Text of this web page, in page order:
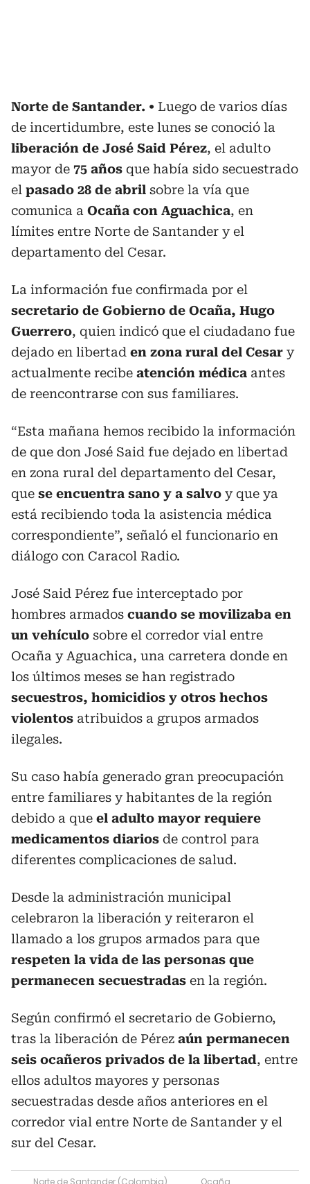
Norte de Santander.
Luego de varios días
de incertidumbre, este lunes se conoció la
liberación de José Said Pérez, el adulto
mayor de 75 años que había sido secuestrado
el pasado 28 de abril sobre la vía que
comunica a Ocaña con Aguachica, en
límites entre Norte de Santander y el
departamento del Cesar.
La información fue confirmada por el
secretario de Gobierno de Ocaña, Hugo
Guerrero, quien indicó que el ciudadano fue
dejado en libertad en zona rural del Cesar y
actualmente recibe atención médica antes
de reencontrarse con sus familiares.
“Esta mañana hemos recibido la información
de que don José Said fue dejado en libertad
en zona rural del departamento del Cesar,
que se encuentra sano y a salvo y que ya
está recibiendo toda la asistencia médica
correspondiente”, señaló el funcionario en
diálogo con Caracol Radio.
José Said Pérez fue interceptado por
hombres armados cuando se movilizaba en
un vehículo sobre el corredor vial entre
Ocaña y Aguachica, una carretera donde en
los últimos meses se han registrado
secuestros, homicidios y otros hechos
violentos atribuidos a grupos armados
ilegales.
Su caso había generado gran preocupación
entre familiares y habitantes de la región
debido a que el adulto mayor requiere
medicamentos diarios de control para
diferentes complicaciones de salud.
Desde la administración municipal
celebraron la liberación y reiteraron el
llamado a los grupos armados para que
respeten la vida de las personas que
permanecen secuestradas en la región.
Según confirmó el secretario de Gobierno,
tras la liberación de Pérez aún permanecen
seis ocañeros privados de la libertad, entre
ellos adultos mayores y personas
secuestradas desde años anteriores en el
corredor vial entre Norte de Santander y el
sur del Cesar.
Norte de Santander (Colombia) Ocaña